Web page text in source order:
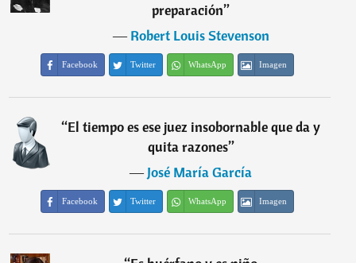
preparación”
―Robert Louis Stevenson
Facebook Twitter WhatsApp Imagen
“El tiempo es ese juez insobornable que da y
quita razones”
―José María García
Facebook Twitter WhatsApp Imagen